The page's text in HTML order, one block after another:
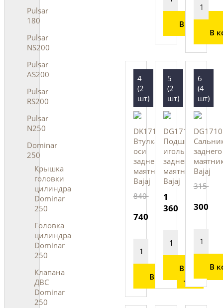
Pulsar
180
Pulsar
NS200
Pulsar
AS200
Pulsar
RS200
Pulsar
N250
Dominar
250
Крышка
головки
цилиндра
Dominar
250
Головка
цилиндра
Dominar
250
Клапана
ДВС
Dominar
250
В корзину
В
4
(2
шт)
DK171006
Втулка
оси
заднего
маятника,
Bajaj
840
740
В корзину
5
(2
шт)
DG171018
Подшипник
игольчатый
заднего
маятника,
Bajaj
1
360
В корзину
6
(4
шт)
заднего
Bajaj
315
300
В